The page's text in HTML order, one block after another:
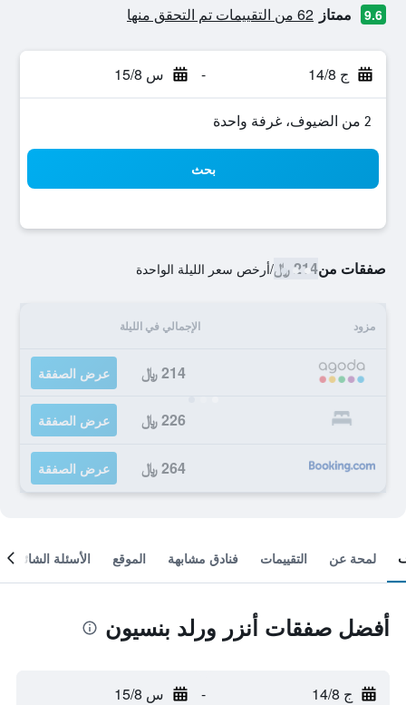
9.6 ممتاز 62 من التقييمات تم التحقق منها
ج 14/8 - س 15/8
2 من الضيوف، غرفة واحدة
بحث
صفقات من214 ﷼ /أرخص سعر الليلة الواحدة
مزود الإجمالي في الليلة
214 ﷼ عرض الصفقة
226 ﷼ عرض الصفقة
264 ﷼ عرض الصفقة
لمحة عن التقييمات فنادق مشابهة الموقع الأسئلة الشائعة
أفضل صفقات أنزر ورلد بنسيون
ج 14/8 - س 15/8